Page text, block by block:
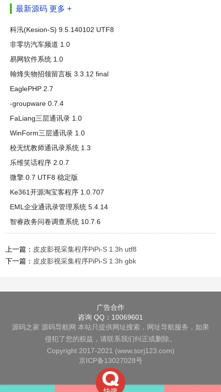
最新源码 更多 +
科汛(Kesion-S) 9.5.140102 UTF8
非零坊汽车频道 1.0
易网软件系统 1.0
翰烽失物招领留言板 3.3.12 final
EaglePHP 2.7
-groupware 0.7.4
FaLiang三层通讯录 1.0
WinForm三层通讯录 1.0
校无忧教师通讯录系统 1.3
乐维笑话程序 2.0.7
微擎 0.7 UTF8 稳定版
Ke361开源淘宝客程序 1.0.707
EML企业通讯录管理系统 5.4.14
智睿政务问卷调查系统 10.7.6
上一篇： 皮皮影视采集程序PiPi-S 1.3h utf8
下一篇： 皮皮影视采集程序PiPi-S 1.3h gbk
广告合作
咨询 QQ：10069601
源码之家 源码导航网 本站只提供网址搜索，网址导航服务，如果
侵犯了您的权益，请联系我们纠正或删除。
Copyright 2017-2021 (www.sorj123.com)
京ICP备13027028号